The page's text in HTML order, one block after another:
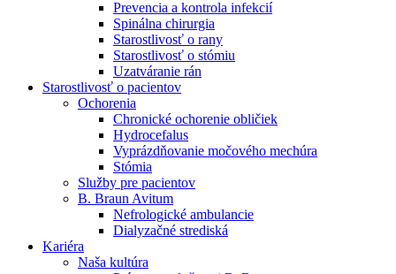
Prevencia a kontrola infekcií
Spinálna chirurgia
Starostlivosť o rany
Starostlivosť o stómiu
Uzatváranie rán
Starostlivosť o pacientov
Ochorenia
Chronické ochorenie obličiek
Hydrocefalus
Vyprázdňovanie močového mechúra
Stómia
Služby pre pacientov
B. Braun Avitum
Nefrologické ambulancie
Dialyzačné strediská
Kariéra
Naša kultúra